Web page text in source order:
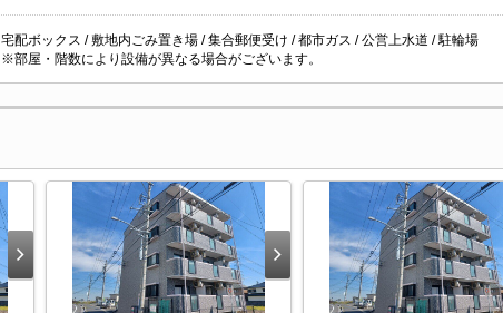
宅配ボックス / 敷地内ごみ置き場 / 集合郵便受け / 都市ガス / 公営上水道 / 駐輪場
※部屋・階数により設備が異なる場合がございます。